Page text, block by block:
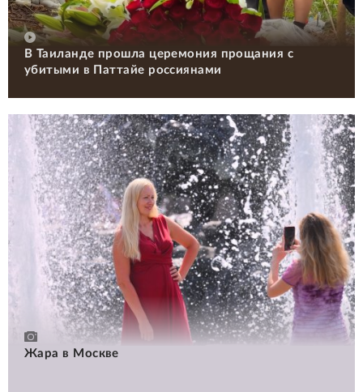
В Таиланде прошла церемония прощания с
убитыми в Паттайе россиянами
Жара в Москве